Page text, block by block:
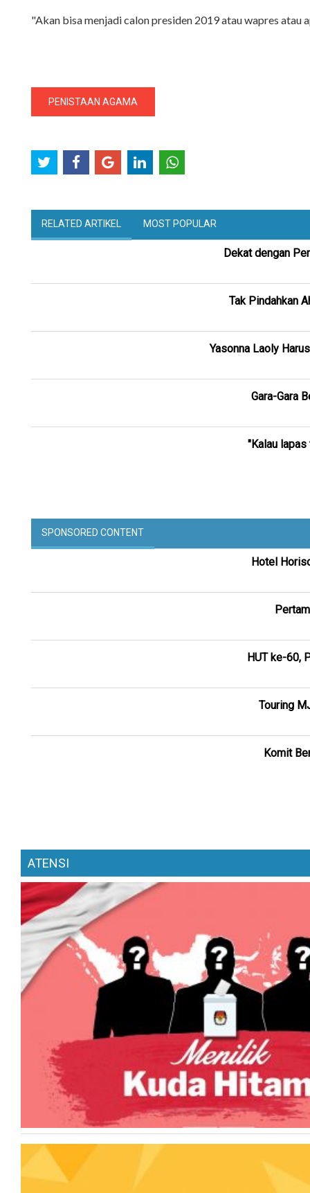
"Akan bisa menjadi calon presiden 2019 atau wapres atau
PENISTAAN AGAMA
RELATED ARTIKEL MOST POPULAR
Dekat dengan
Tak Pindahkan
Yasonna Laoly
Gara-Gara
"Kalau
SPONSORED CONTENT
Hotel
HUT ke-60,
Touring
Komit
ATENSI